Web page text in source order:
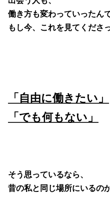
働き方も変わっていったんで
もし今、これを見てくださ
「自由に働きたい」
「でも何もない」
そう思っているなら、
昔の私と同じ場所にいるの